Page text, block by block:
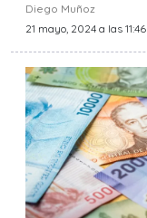
Diego Muñoz
21 mayo, 2024 a las 11:46